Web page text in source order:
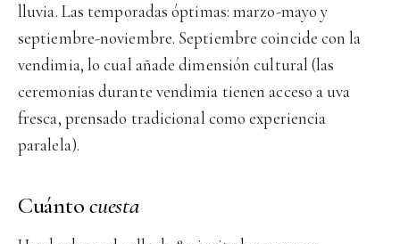
lluvia. Las temporadas óptimas: marzo-mayo y
septiembre-noviembre. Septiembre coincide con la
vendimia, lo cual añade dimensión cultural (las
ceremonias durante vendimia tienen acceso a uva
fresca, prensado tradicional como experiencia
paralela).
Cuántocuesta